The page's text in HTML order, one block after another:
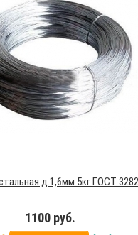
д.1,6мм 5кг ГОСТ
1100 руб.